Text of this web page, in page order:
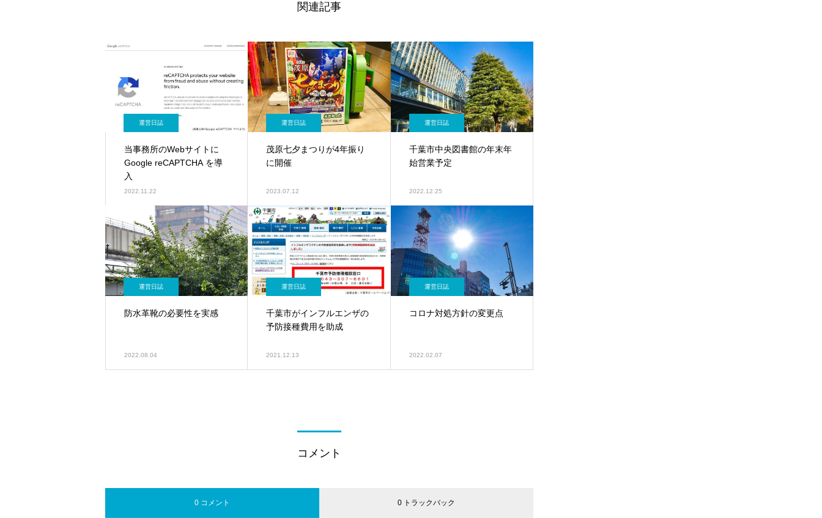
関連記事
運営日誌
当事務所のWebサイトに
Google reCAPTCHA を導
入
2022.11.22
運営日誌
茂原七夕まつりが4年振り
に開催
2023.07.12
運営日誌
千葉市中央図書館の年末年
始営業予定
2022.12.25
運営日誌
防水革靴の必要性を実感
2022.08.04
運営日誌
千葉市がインフルエンザの
予防接種費用を助成
2021.12.13
運営日誌
コロナ対処方針の変更点
2022.02.07
コメント
0 コメント 0 トラックバック